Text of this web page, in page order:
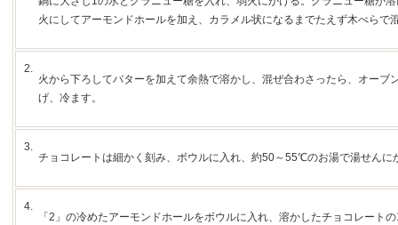
火にしてアーモンドホールを加え、カラメル状になるまでたえず木べらで
2.
火から下ろしてバターを加えて余熱で溶かし、混ぜ合わさったら、オーブ
げ、冷ます。
3.
チョコレートは細かく刻み、ボウルに入れ、約50～55℃のお湯で湯せんに
4.
「2」の冷めたアーモンドホールをボウルに入れ、溶かしたチョコレート